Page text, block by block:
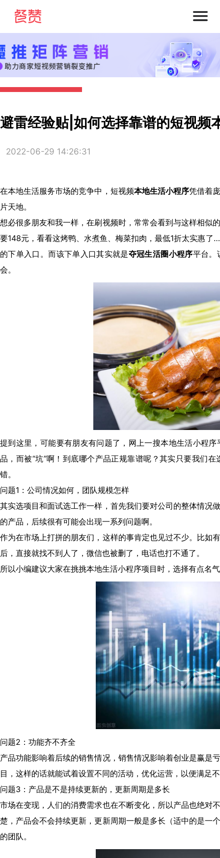
避雷经验贴|如何选择靠谱的短视频
2022-06-29 14:26:31
在本地生活服务市场的竞争中，短视频本地生活小程序凭借着
片天地。
想必很多朋友和我一样，在刷视频时，常常会看到与这样相似
要148元，看看这烤鸭、水煮鱼、梅菜扣肉，最低1折太实惠
的下单入口。而该下单入口其实就是夺冠生活圈小程序平台。
会。
提到这里，可能要有朋友有问题了，网上一搜本地生活小程
品，而被“坑”啊！到底哪个产品正规靠谱呢？其实只要我们
错。
问题1：公司情况如何，团队规模怎样
其实选项目和面试选工作一样，首先我们要对公司的整体情况
的产品，后续很有可能会出现一系列问题啊。
作为在市场上打拼的朋友们，这样的事肯定也见过不少。比如
后，直接就找不到人了，微信也被删了，电话也打不通了。
所以小编建议大家在挑挑本地生活小程序项目时，选择有点名
问题2：功能齐不齐全
产品功能影响着后续的销售情况，销售情况影响着创业是赢是
目，这样的话就能试着设置不同的活动，优化运营，以便满足
问题3：产品是不是持续更新的，更新周期是多长
市场在变现，人们的消费需求也在不断变化，所以产品也绝对
楚，产品会不会持续更新，更新周期一般是多长（适中的是一
的团队。